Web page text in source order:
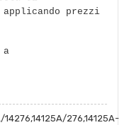
prezzi
a
14276,14125A/276,14125A-